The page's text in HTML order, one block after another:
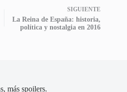
SIGUIENTE
La Reina de España: historia,
política y nostalgia en 2016
más spoilers.